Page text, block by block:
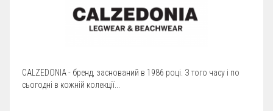
CALZEDONIA - бренд, заснований в 1986 році. З того часу і по
сьогодні в кожній колекції...